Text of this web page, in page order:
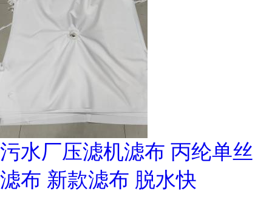
污水厂压滤机滤布 丙纶单丝
滤布 新款滤布 脱水快